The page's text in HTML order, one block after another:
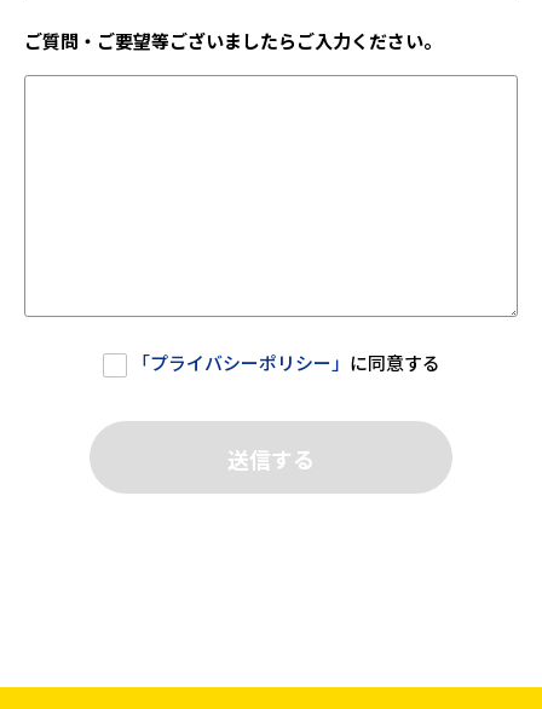
ご質問・ご要望等ございましたらご入力ください。
「プライバシーポリシー 」 に同意する